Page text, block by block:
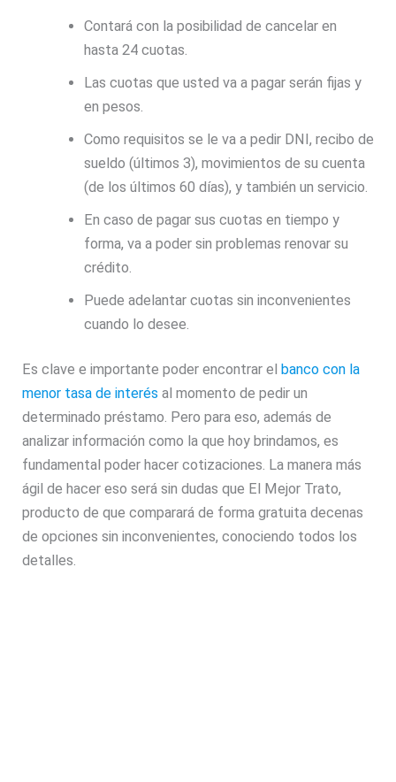
Contará con la posibilidad de cancelar en
hasta 24 cuotas.
Las cuotas que usted va a pagar serán fijas y
en pesos.
Como requisitos se le va a pedir DNI, recibo de
sueldo (últimos 3), movimientos de su cuenta
(de los últimos 60 días), y también un servicio.
En caso de pagar sus cuotas en tiempo y
forma, va a poder sin problemas renovar su
crédito.
Puede adelantar cuotas sin inconvenientes
cuando lo desee.
Es clave e importante poder encontrar el banco con la
menor tasa de interés al momento de pedir un
determinado préstamo. Pero para eso, además de
analizar información como la que hoy brindamos, es
fundamental poder hacer cotizaciones. La manera más
ágil de hacer eso será sin dudas que El Mejor Trato,
producto de que comparará de forma gratuita decenas
de opciones sin inconvenientes, conociendo todos los
detalles.